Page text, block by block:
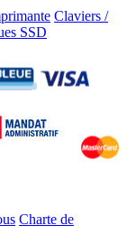
Claviers /
SSD
Charte de